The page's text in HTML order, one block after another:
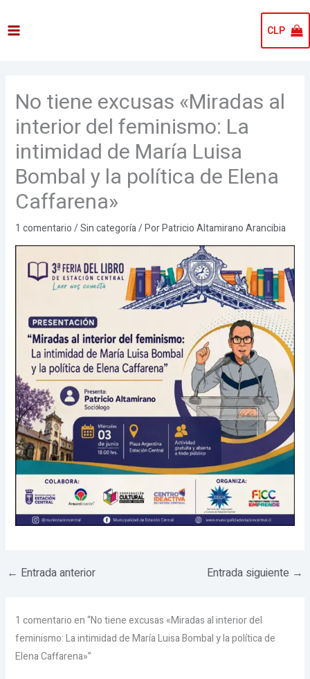
CLP
No tiene excusas «Miradas al
interior del feminismo: La
intimidad de María Luisa
Bombal y la política de Elena
Caffarena»
1 comentario/Sin categoría/ PorPatricio Altamirano Arancibia
← Entrada anterior Entrada siguiente →
1 comentario en “No tiene excusas «Miradas al interior del
feminismo: La intimidad de María Luisa Bombal y la política de
Elena Caffarena»”